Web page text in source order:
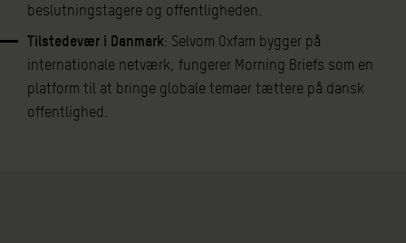
beslutningstagere og offentligheden.
Tilstedevær i Danmark: Selvom Oxfam bygger på
internationale netværk, fungerer Morning Briefs som en
platform til at bringe globale temaer tættere på dansk
offentlighed.